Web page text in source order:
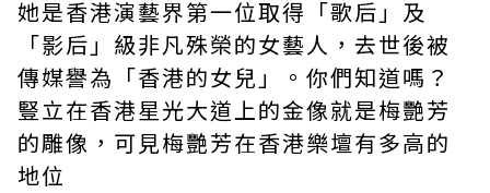
她是香港演藝界第一位取得「歌后」及
「影后」級非凡殊榮的女藝人，去世後被
傳媒譽為「香港的女兒」。你們知道嗎？
豎立在香港星光大道上的金像就是梅艷芳
的雕像，可見梅艷芳在香港樂壇有多高的
地位